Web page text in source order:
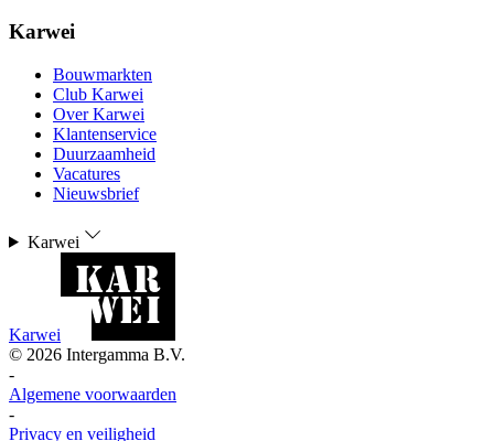
Karwei
Bouwmarkten
Club Karwei
Over Karwei
Klantenservice
Duurzaamheid
Vacatures
Nieuwsbrief
Karwei
Karwei
© 2026 Intergamma B.V.
-
Algemene voorwaarden
-
Privacy en veiligheid